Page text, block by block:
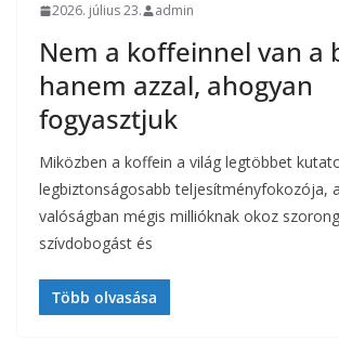
2026. július 23. admin
Nem a koffeinnel van a
hanem azzal, ahogyan
fogyasztjuk
Miközben a koffein a világ legtöbbet
legbiztonságosabb teljesítményfokozója,
valóságban mégis millióknak okoz
szívdobogást és
Több olvasása